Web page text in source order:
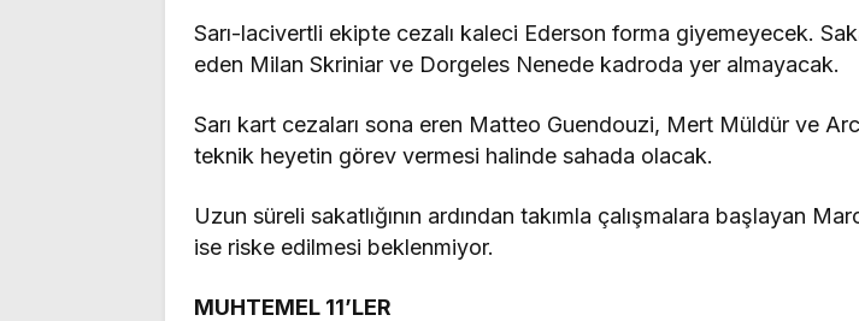
Sarı-lacivertli ekipte cezalı kaleci Ederson forma giyemeyecek.
eden Milan Skriniar ve Dorgeles Nenede kadroda yer almayacak.
Sarı kart cezaları sona eren Matteo Guendouzi, Mert Müldür ve
teknik heyetin görev vermesi halinde sahada olacak.
Uzun süreli sakatlığının ardından takımla çalışmalara başlayan
ise riske edilmesi beklenmiyor.
MUHTEMEL 11’LER